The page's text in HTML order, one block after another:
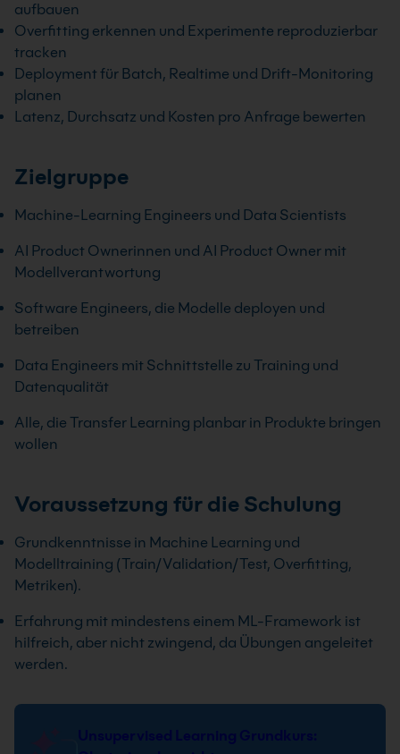
aufbauen
Overfitting erkennen und Experimente reproduzierbar
tracken
Deployment für Batch, Realtime und Drift-Monitoring
planen
Latenz, Durchsatz und Kosten pro Anfrage bewerten
Zielgruppe
Machine-Learning Engineers und Data Scientists
AI Product Ownerinnen und AI Product Owner mit
Modellverantwortung
Software Engineers, die Modelle deployen und
betreiben
Data Engineers mit Schnittstelle zu Training und
Datenqualität
Alle, die Transfer Learning planbar in Produkte bringen
wollen
Voraussetzung für die Schulung
Grundkenntnisse in Machine Learning und
Modelltraining (Train/Validation/Test, Overfitting,
Metriken).
Erfahrung mit mindestens einem ML-Framework ist
hilfreich, aber nicht zwingend, da Übungen angeleitet
werden.